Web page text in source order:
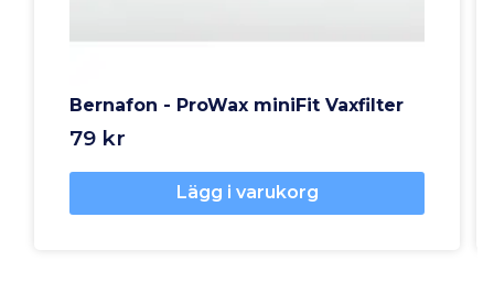
Bernafon - ProWax miniFit Vaxfilter
79 kr
Lägg i varukorg